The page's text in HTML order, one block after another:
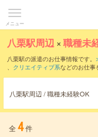
メニュー
八栗駅周辺 ×職種未
八栗駅の派遣のお仕事情報です。
、 クリエイティブ系などのお仕事
八栗駅周辺 / 職種未経験OK
全 4件